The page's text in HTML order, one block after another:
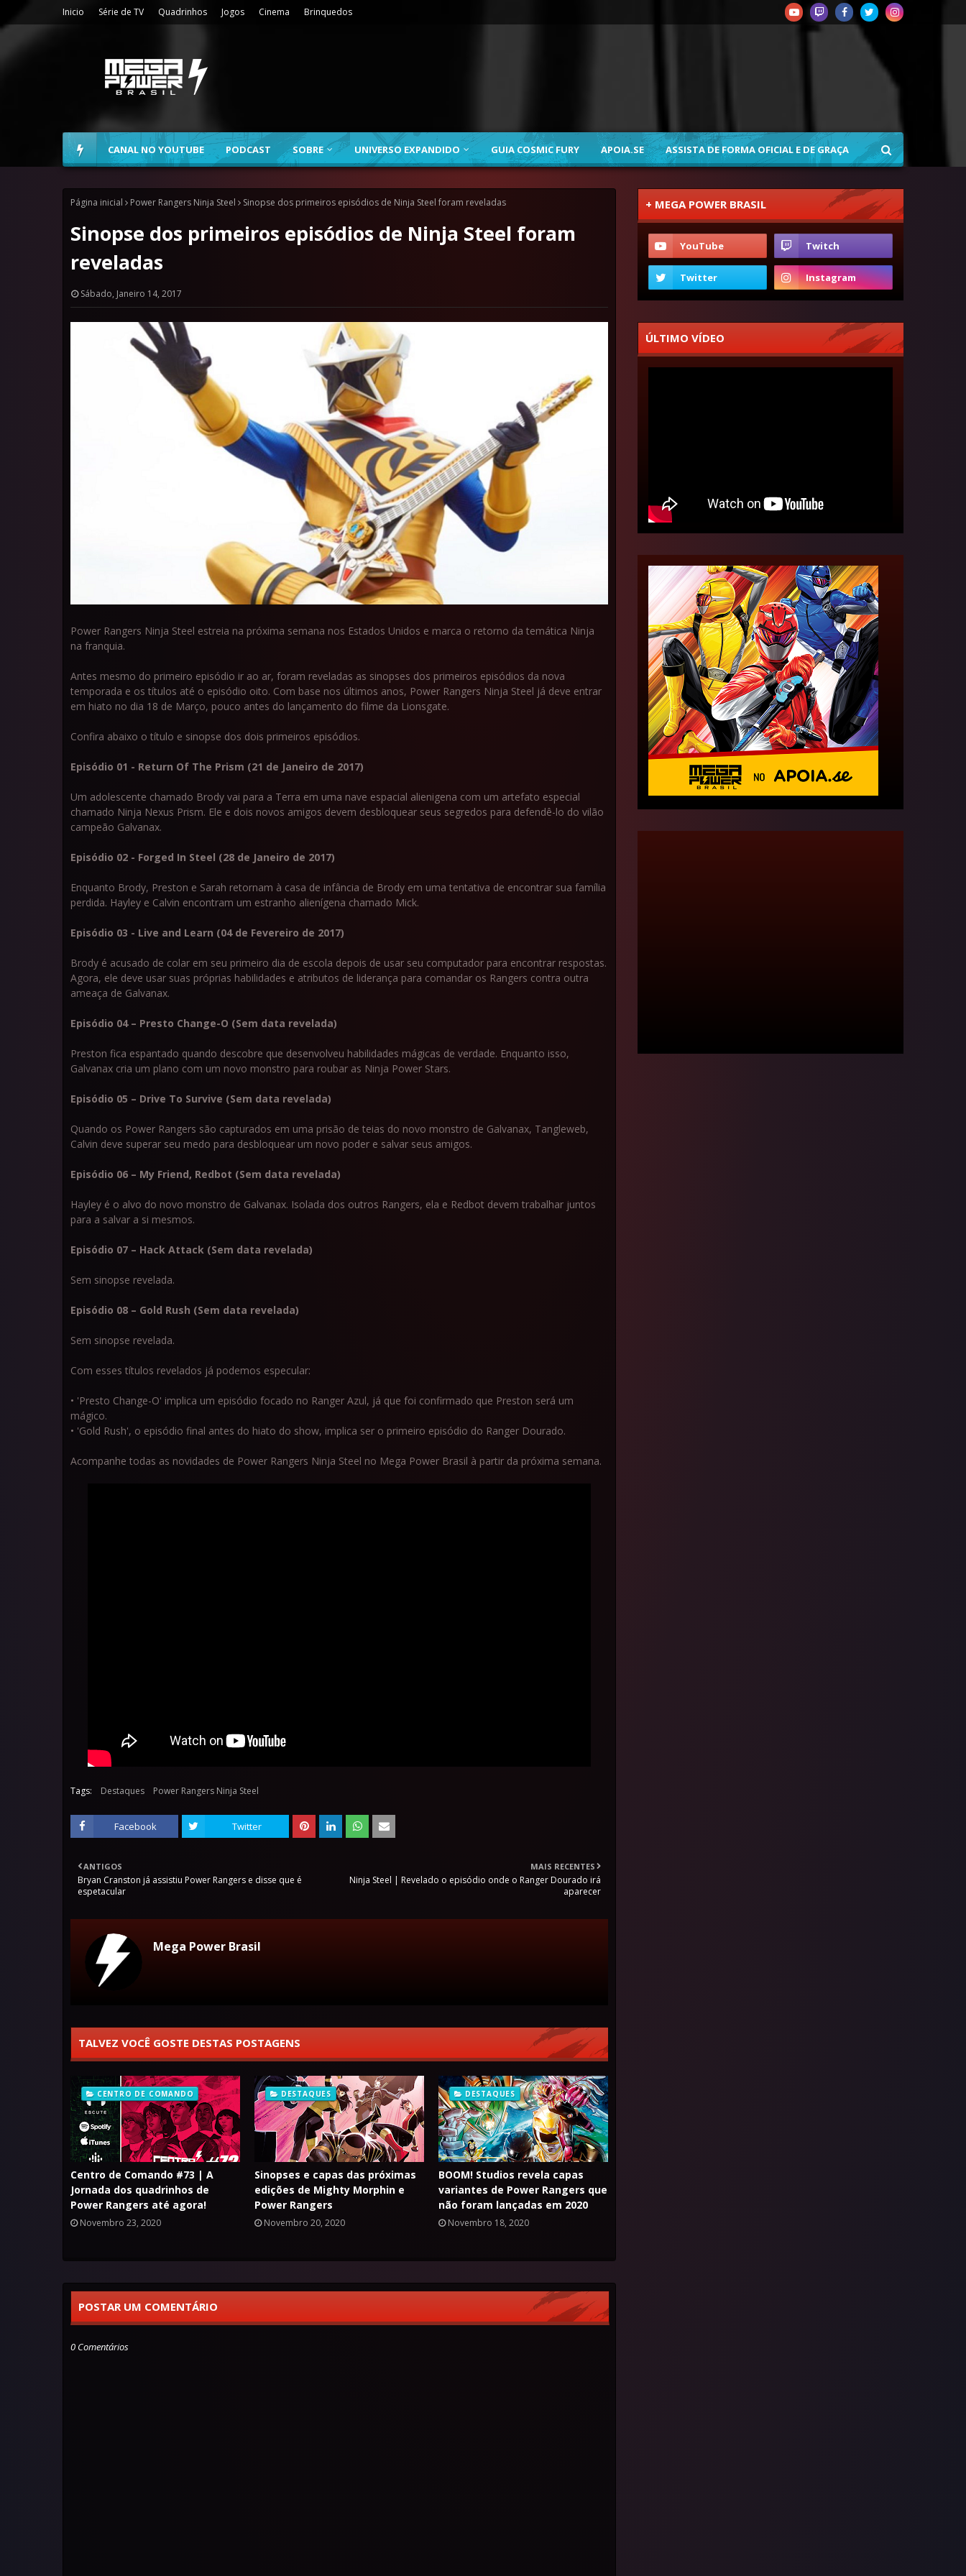
Inicio Série de TV Quadrinhos Jogos Cinema Brinquedos
CANAL NO YOUTUBE PODCAST SOBRE UNIVERSO EXPANDIDO GUIA COSMIC FURY APOIA.SE ASSISTA DE FORMA OFICIAL E DE GRAÇA
Página inicial Power Rangers Ninja Steel Sinopse dos primeiros episódios de Ninja Steel foram reveladas
Sinopse dos primeiros episódios de Ninja Steel foram
reveladas
Sábado, Janeiro 14, 2017
Power Rangers Ninja Steel estreia na próxima semana nos Estados Unidos e marca o retorno da temática Ninja
na franquia.
Antes mesmo do primeiro episódio ir ao ar, foram reveladas as sinopses dos primeiros episódios da nova
temporada e os títulos até o episódio oito. Com base nos últimos anos, Power Rangers Ninja Steel já deve entrar
em hiato no dia 18 de Março, pouco antes do lançamento do filme da Lionsgate.
Confira abaixo o título e sinopse dos dois primeiros episódios.
Episódio 01 - Return Of The Prism (21 de Janeiro de 2017)
Um adolescente chamado Brody vai para a Terra em uma nave espacial alienigena com um artefato especial
chamado Ninja Nexus Prism. Ele e dois novos amigos devem desbloquear seus segredos para defendê-lo do vilão
campeão Galvanax.
Episódio 02 - Forged In Steel (28 de Janeiro de 2017)
Enquanto Brody, Preston e Sarah retornam à casa de infância de Brody em uma tentativa de encontrar sua família
perdida. Hayley e Calvin encontram um estranho alienígena chamado Mick.
Episódio 03 - Live and Learn (04 de Fevereiro de 2017)
Brody é acusado de colar em seu primeiro dia de escola depois de usar seu computador para encontrar respostas.
Agora, ele deve usar suas próprias habilidades e atributos de liderança para comandar os Rangers contra outra
ameaça de Galvanax.
Episódio 04 – Presto Change-O (Sem data revelada)
Preston fica espantado quando descobre que desenvolveu habilidades mágicas de verdade. Enquanto isso,
Galvanax cria um plano com um novo monstro para roubar as Ninja Power Stars.
Episódio 05 – Drive To Survive (Sem data revelada)
Quando os Power Rangers são capturados em uma prisão de teias do novo monstro de Galvanax, Tangleweb,
Calvin deve superar seu medo para desbloquear um novo poder e salvar seus amigos.
Episódio 06 – My Friend, Redbot (Sem data revelada)
Hayley é o alvo do novo monstro de Galvanax. Isolada dos outros Rangers, ela e Redbot devem trabalhar juntos
para a salvar a si mesmos.
Episódio 07 – Hack Attack (Sem data revelada)
Sem sinopse revelada.
Episódio 08 – Gold Rush (Sem data revelada)
Sem sinopse revelada.
Com esses títulos revelados já podemos especular:
• 'Presto Change-O' implica um episódio focado no Ranger Azul, já que foi confirmado que Preston será um
mágico.
• 'Gold Rush', o episódio final antes do hiato do show, implica ser o primeiro episódio do Ranger Dourado.
Acompanhe todas as novidades de Power Rangers Ninja Steel no Mega Power Brasil à partir da próxima semana.
Tags: Destaques Power Rangers Ninja Steel
Facebook Twitter
MAIS RECENTES
Ninja Steel | Revelado o episódio onde o Ranger Dourado irá
aparecer
ANTIGOS
Bryan Cranston já assistiu Power Rangers e disse que é
espetacular
Mega Power Brasil
TALVEZ VOCÊ GOSTE DESTAS POSTAGENS
CENTRO DE COMANDO
Centro de Comando #73 | A
Jornada dos quadrinhos de
Power Rangers até agora!
Novembro 23, 2020
DESTAQUES
Sinopses e capas das próximas
edições de Mighty Morphin e
Power Rangers
Novembro 20, 2020
DESTAQUES
BOOM! Studios revela capas
variantes de Power Rangers que
não foram lançadas em 2020
Novembro 18, 2020
POSTAR UM COMENTÁRIO
0 Comentários
+ MEGA POWER BRASIL
ÚLTIMO VÍDEO